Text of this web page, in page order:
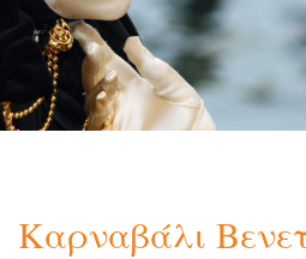
Καρναβάλι